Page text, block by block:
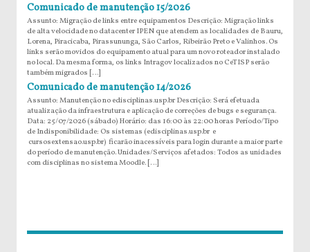
Comunicado de manutenção 15/2026
Assunto: Migração de links entre equipamentos Descrição: Migração links
de alta velocidade no datacenter IPEN que atendem as localidades de Bauru,
Lorena, Piracicaba, Pirassununga, São Carlos, Ribeirão Preto e Valinhos. Os
links serão movidos do equipamento atual para um novo roteador instalado
no local. Da mesma forma, os links Intragov localizados no CeTISP serão
também migrados […]
Comunicado de manutenção 14/2026
Assunto: Manutenção no edisciplinas.usp.br Descrição: Será efetuada
atualização da infraestrutura e aplicação de correções de bugs e segurança.
Data: 25/07/2026 (sábado) Horário: das 16:00 às 22:00 horas Período/Tipo
de Indisponibilidade: Os sistemas (edisciplinas.usp.br e
cursosextensao.usp.br) ficarão inacessíveis para login durante a maior parte
do período de manutenção. Unidades/Serviços afetados: Todos as unidades
com disciplinas no sistema Moodle. […]